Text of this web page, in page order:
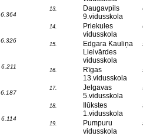
6.364
6.326
6.211
6.187
6.114
13.
Daugavpils
9.vidusskola
14.
Priekules
vidusskola
15.
Edgara Kauliņa
Lielvārdes
vidusskola
16.
Rīgas
13.vidusskola
17.
Jelgavas
5.vidusskola
18.
Ilūkstes
1.vidusskola
19.
Pumpuru
vidusskola